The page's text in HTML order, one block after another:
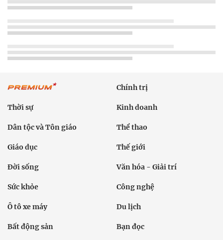
Chính trị
Thời sự Kinh doanh
Dân tộc và Tôn giáo Thể thao
Giáo dục Thế giới
Đời sống Văn hóa - Giải trí
Sức khỏe Công nghệ
Ô tô xe máy Du lịch
Bất động sản Bạn đọc